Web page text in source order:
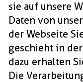
sie auf unsere
Daten von
der Webseite
geschieht in
dazu erhalten
Die